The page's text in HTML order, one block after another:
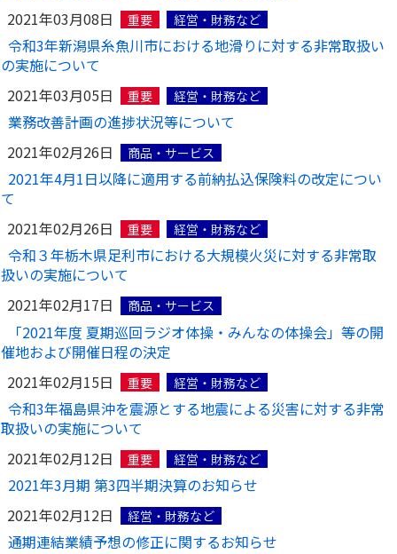
各種サービス・お知らせ
かんぽプラチナライフサービス
ご契約のしおり・約款（Web約款）
お問い合わせ
ご契約手続きの流れ
保険料のお払込方法
保険用語集
お問い合わせ
かんぽアプリ～かんぽの健康と安心を手のひらに～
すこやか健康ラボ
ラジオ体操・みんなの体操
ラジオ体操ポータルサイト
かんぽブランド
かんぽ生命のサステナビリティ
お客さまの声／お客さまサービス向上の取組み
かんぽジャンクション
2021年03月08日
重要 経営・財務など
令和3年新潟県糸魚川市における地滑りに対する非常取扱い
の実施について
2021年03月05日
重要 経営・財務など
業務改善計画の進捗状況等について
2021年02月26日
商品・サービス
2021年4月1日以降に適用する前納払込保険料の改定につい
て
2021年02月26日
重要 経営・財務など
令和３年栃木県足利市における大規模火災に対する非常取
扱いの実施について
2021年02月17日
商品・サービス
「2021年度 夏期巡回ラジオ体操・みんなの体操会」等の開
催地および開催日程の決定
2021年02月15日
重要 経営・財務など
令和3年福島県沖を震源とする地震による災害に対する非常
取扱いの実施について
2021年02月12日
重要 経営・財務など
2021年3月期 第3四半期決算のお知らせ
2021年02月12日
経営・財務など
通期連結業績予想の修正に関するお知らせ